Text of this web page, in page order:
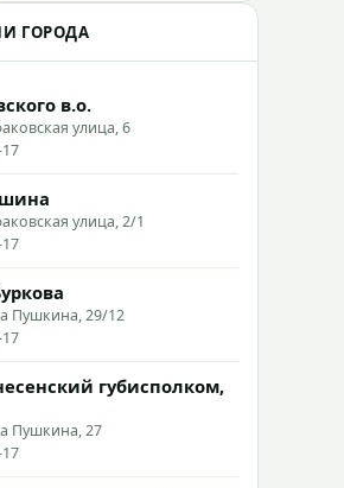
ГОРОДА
в.о.
улица, 6
улица, 2/1
Пушкина, 29/12
губисполком,
Пушкина, 27